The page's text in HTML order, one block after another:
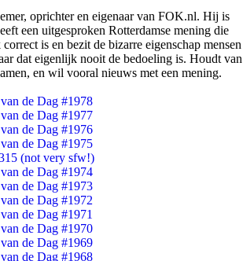
oprichter en eigenaar van FOK.nl. Hij is
een uitgesproken Rotterdamse mening die
is en bezit de bizarre eigenschap mensen
dat eigenlijk nooit de bedoeling is. Houdt van
en wil vooral nieuws met een mening.
de Dag #1978
de Dag #1977
de Dag #1976
de Dag #1975
(not very sfw!)
de Dag #1974
de Dag #1973
de Dag #1972
de Dag #1971
de Dag #1970
de Dag #1969
de Dag #1968